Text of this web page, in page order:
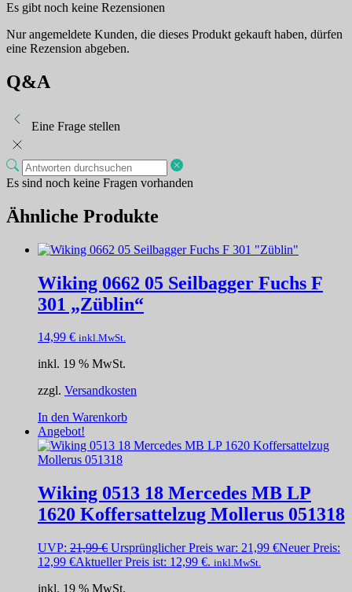
Es gibt noch keine Rezensionen
Nur angemeldete Kunden, die dieses Produkt gekauft haben, dürfen
eine Rezension abgeben.
Q&A
Eine Frage stellen
Es sind noch keine Fragen vorhanden
Ähnliche Produkte
Wiking 0662 05 Seilbagger Fuchs F
301 „Züblin“
14,99 € inkl.MwSt.
inkl. 19 % MwSt.
zzgl. Versandkosten
In den Warenkorb
Angebot!
Wiking 0513 18 Mercedes MB LP
1620 Koffersattelzug Mollerus 051318
UVP: 21,99€ Ursprünglicher Preis war: 21,99 €Neuer Preis:
12,99 €Aktueller Preis ist: 12,99 €. inkl.MwSt.
inkl. 19 % MwSt.